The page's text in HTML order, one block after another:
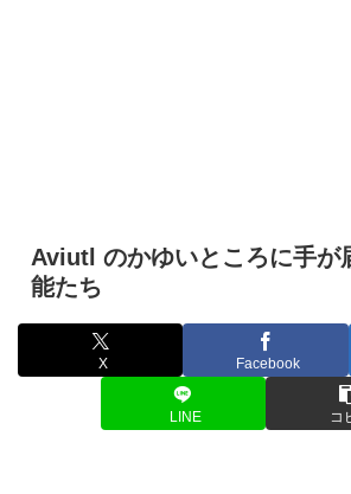
Aviutl のかゆいところに手が
能たち
X Facebook
LINE コ